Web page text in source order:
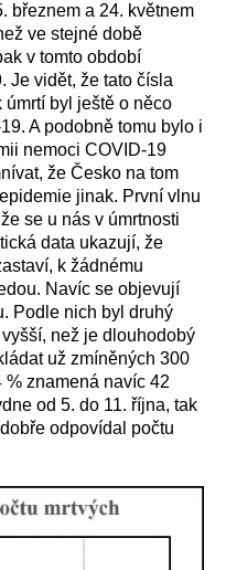
březnem a 24. květnem
ve stejné době
v tomto období
Je vidět, že tato čísla
úmrtí byl ještě o něco
A podobně tomu bylo i
nemoci COVID-19
že Česko na tom
jinak. První vlnu
se u nás v úmrtnosti
data ukazují, že
k žádnému
Navíc se objevují
Podle nich byl druhý
než je dlouhodobý
už zmíněných 300
% znamená navíc 42
od 5. do 11. října, tak
odpovídal počtu